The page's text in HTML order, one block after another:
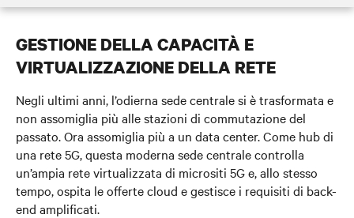
Il 5G nella rete di accesso
Supportare il 5G al Core
Guarda Il Video
Contattaci
GESTIONE DELLA CAPACITÀ E
VIRTUALIZZAZIONE DELLA RETE
Negli ultimi anni, l’odierna sede centrale si è trasformata e
non assomiglia più alle stazioni di commutazione del
passato. Ora assomiglia più a un data center. Come hub di
una rete 5G, questa moderna sede centrale controlla
un’ampia rete virtualizzata di micrositi 5G e, allo stesso
tempo, ospita le offerte cloud e gestisce i requisiti di back-
end amplificati.